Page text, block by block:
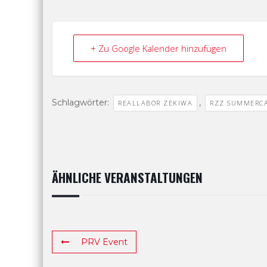
+ Zu Google Kalender hinzufügen
Schlagwörter: REALLABOR ZEKIWA , RZZ
ÄHNLICHE VERANSTALTUNGEN
PRV Event